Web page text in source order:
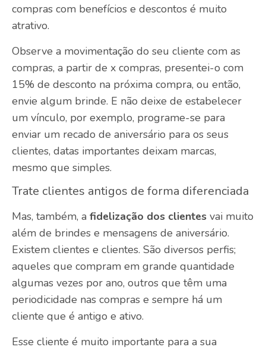
compras com benefícios e descontos é muito
atrativo.
Observe a movimentação do seu cliente com as
compras, a partir de x compras, presentei-o com
15% de desconto na próxima compra, ou então,
envie algum brinde. E não deixe de estabelecer
um vínculo, por exemplo, programe-se para
enviar um recado de aniversário para os seus
clientes, datas importantes deixam marcas,
mesmo que simples.
Trate clientes antigos de forma diferenciada
Mas, também, a fidelização dos clientes vai muito
além de brindes e mensagens de aniversário.
Existem clientes e clientes. São diversos perfis;
aqueles que compram em grande quantidade
algumas vezes por ano, outros que têm uma
periodicidade nas compras e sempre há um
cliente que é antigo e ativo.
Esse cliente é muito importante para a sua